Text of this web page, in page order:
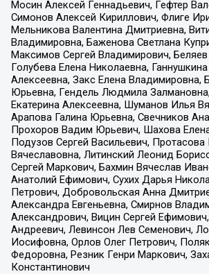
Мосин Алексей Геннадьевич, Гефтер
Симонов Алексей Кириллович, Флиге
Мельникова Валентина Дмитриевна,
Владимировна, Баженова Светлана
Максимов Сергей Владимирович,
Голубева Елена Николаевна,
Алексеевна, Закс Елена Владимировна,
Юрьевна, Гендель Людмила
Екатерина Алексеевна, Шуманов Илья
Арапова Галина Юрьевна, Свечников
Прохоров Вадим Юрьевич, Шахова
Подузов Сергей Васильевич, Протасова
Вячеславовна, Литинский Леонид
Сергей Маркович, Бахмин Вячеслав
Анатолий Ефимович, Сухих Дарья
Петрович, Добровольская Анна
Александра Евгеньевна, Смирнов
Александрович, Вицин Сергей
Андреевич, Левинсон Лев Семенович,
Иосифовна, Орлов Олег Петрович,
Федоровна, Резник Генри Маркович,
Константинович